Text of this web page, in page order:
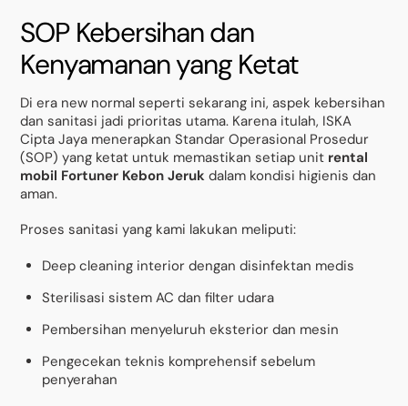
SOP Kebersihan dan
Kenyamanan yang Ketat
Di era new normal seperti sekarang ini, aspek kebersihan
dan sanitasi jadi prioritas utama. Karena itulah, ISKA
Cipta Jaya menerapkan Standar Operasional Prosedur
(SOP) yang ketat untuk memastikan setiap unit rental
mobil Fortuner Kebon Jeruk dalam kondisi higienis dan
aman.
Proses sanitasi yang kami lakukan meliputi:
Deep cleaning interior dengan disinfektan medis
Sterilisasi sistem AC dan filter udara
Pembersihan menyeluruh eksterior dan mesin
Pengecekan teknis komprehensif sebelum
penyerahan